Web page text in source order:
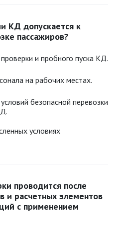
КД допускается к
пассажиров?
и пробного пуска КД.
на рабочих местах.
безопасной перевозки
условиях
проводится после
и расчетных элементов
с применением